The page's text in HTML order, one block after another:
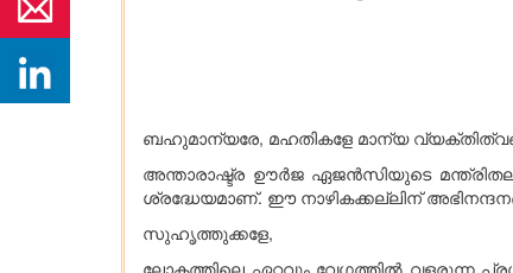
ബഹുമാന്യരേ, മഹതികളേ മാന്യ
അന്താരാഷ്ട്ര ഊര്‍ജ ഏജന്‍സിയുടെ
ശ്രദ്ധേയമാണ്. ഈ നാഴികക്കല്ലിന്
സുഹൃത്തുക്കളേ,